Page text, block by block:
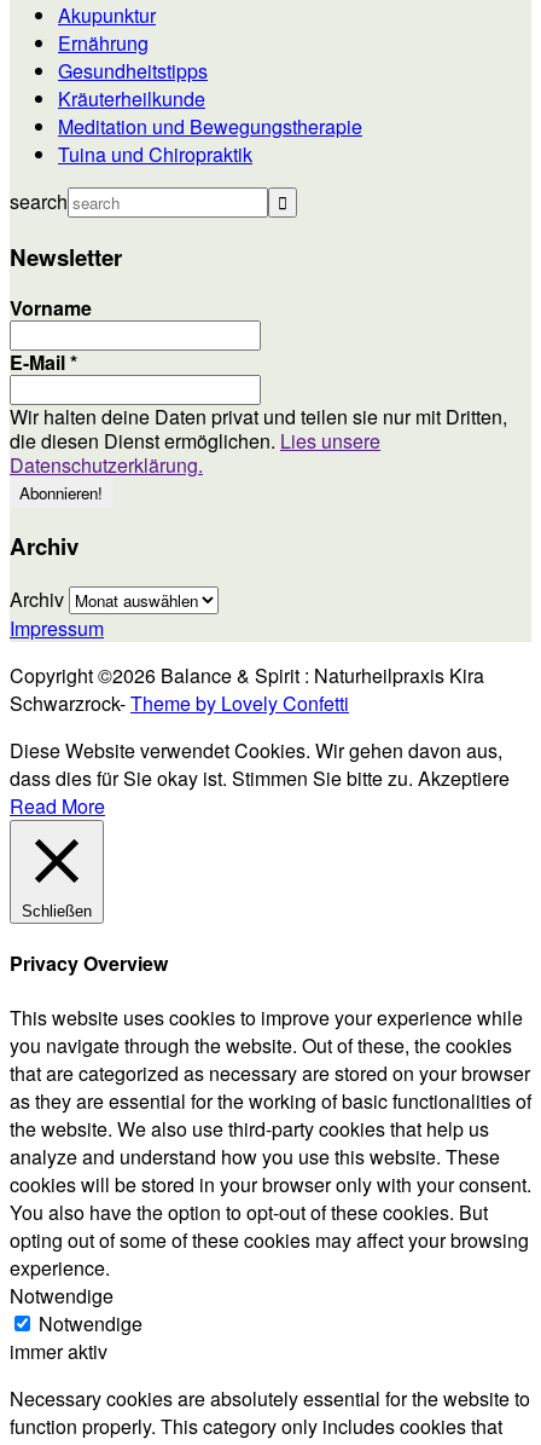
Akupunktur
Ernährung
Gesundheitstipps
Kräuterheilkunde
Meditation und Bewegungstherapie
Tuina und Chiropraktik
search
Newsletter
Vorname
E-Mail*
Wir halten deine Daten privat und teilen sie nur mit Dritten,
die diesen Dienst ermöglichen. Lies unsere
Datenschutzerklärung.
Archiv
Archiv
Impressum
Copyright ©2026 Balance & Spirit : Naturheilpraxis Kira
Schwarzrock-Theme by Lovely Confetti
Diese Website verwendet Cookies. Wir gehen davon aus,
dass dies für Sie okay ist. Stimmen Sie bitte zu. Akzeptiere
Read More
Schließen
Privacy Overview
This website uses cookies to improve your experience while
you navigate through the website. Out of these, the cookies
that are categorized as necessary are stored on your browser
as they are essential for the working of basic functionalities of
the website. We also use third-party cookies that help us
analyze and understand how you use this website. These
cookies will be stored in your browser only with your consent.
You also have the option to opt-out of these cookies. But
opting out of some of these cookies may affect your browsing
experience.
Notwendige
Notwendige
immer aktiv
Necessary cookies are absolutely essential for the website to
function properly. This category only includes cookies that